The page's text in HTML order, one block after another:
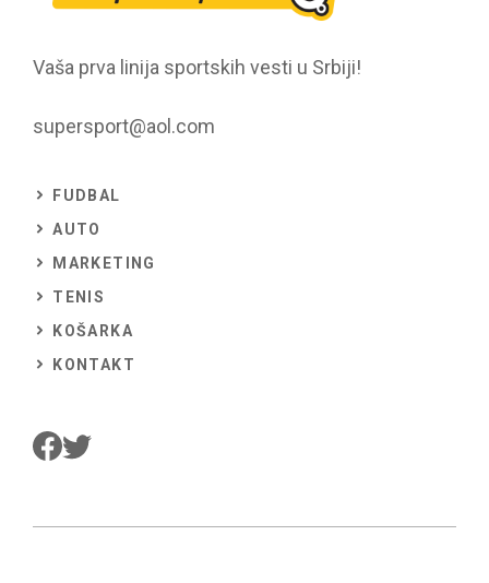
Vaša prva linija sportskih vesti u Srbiji!
supersport@aol.com
FUDBAL
AUTO
MARKETING
TENIS
KOŠARKA
KONTAKT